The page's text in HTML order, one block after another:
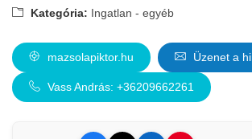
Kategória: Ingatlan - egyéb
mazsolapiktor.hu Üzenet a
Vass András: +36209662261